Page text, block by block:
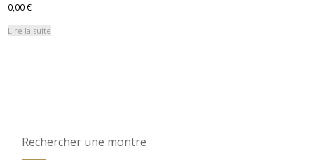
0,00€
Lire la suite
Rechercher une montre